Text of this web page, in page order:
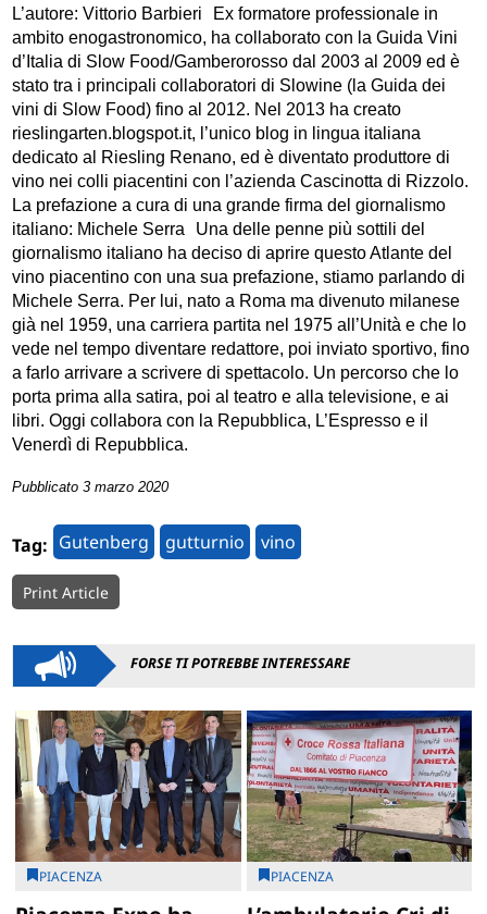
L’autore: Vittorio Barbieri Ex formatore professionale in
ambito enogastronomico, ha collaborato con la Guida Vini
d’Italia di Slow Food/Gamberorosso dal 2003 al 2009 ed è
stato tra i principali collaboratori di Slowine (la Guida dei
vini di Slow Food) fino al 2012. Nel 2013 ha creato
rieslingarten.blogspot.it, l’unico blog in lingua italiana
dedicato al Riesling Renano, ed è diventato produttore di
vino nei colli piacentini con l’azienda Cascinotta di Rizzolo.
La prefazione a cura di una grande firma del giornalismo
italiano: Michele Serra Una delle penne più sottili del
giornalismo italiano ha deciso di aprire questo Atlante del
vino piacentino con una sua prefazione, stiamo parlando di
Michele Serra. Per lui, nato a Roma ma divenuto milanese
già nel 1959, una carriera partita nel 1975 all’Unità e che lo
vede nel tempo diventare redattore, poi inviato sportivo, fino
a farlo arrivare a scrivere di spettacolo. Un percorso che lo
porta prima alla satira, poi al teatro e alla televisione, e ai
libri. Oggi collabora con la Repubblica, L’Espresso e il
Venerdì di Repubblica.
Pubblicato 3 marzo 2020
Tag: Gutenberg gutturnio vino
Print Article
FORSE TI POTREBBE INTERESSARE
PIACENZA PIACENZA